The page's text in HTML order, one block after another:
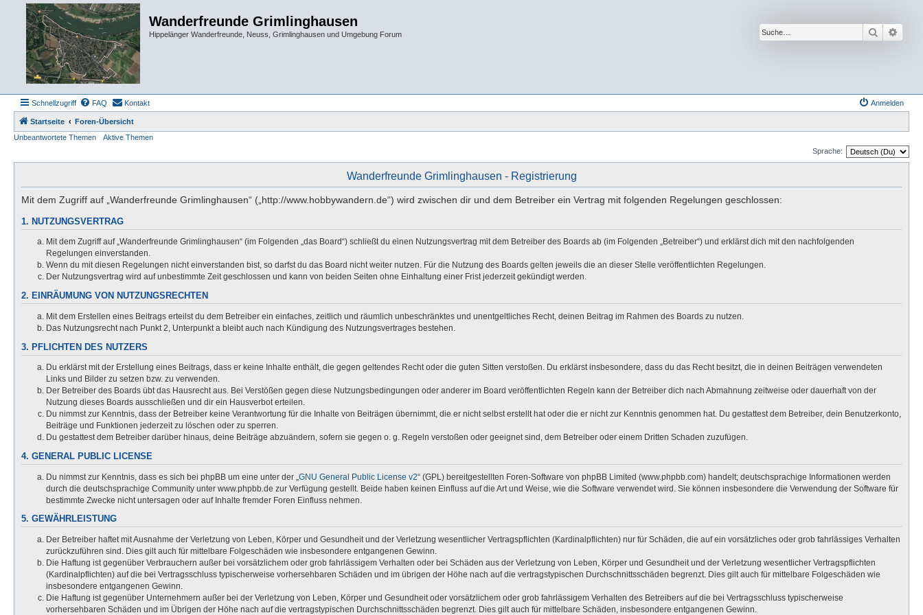
Wanderfreunde Grimlinghausen
Hippelänger Wanderfreunde, Neuss, Grimlinghausen und Umgebung Forum Suche
Schnellzugriff FAQ Kontakt Anmelden
Startseite
Foren-Übersicht
Unbeantwortete Themen
Aktive Themen
Sprache:
Wanderfreunde Grimlinghausen - Registrierung
Mit dem Zugriff auf „Wanderfreunde Grimlinghausen“ („http://www.hobbywandern.de“) wird zwischen dir und dem Betreiber ein Vertrag mit folgenden Regelungen geschlossen:
1. NUTZUNGSVERTRAG
Mit dem Zugriff auf „Wanderfreunde Grimlinghausen“ (im Folgenden „das Board“) schließt du einen Nutzungsvertrag mit dem Betreiber des Boards ab (im Folgenden „Betreiber“) und erklärst dich mit den nachfolgenden
Regelungen einverstanden.
Wenn du mit diesen Regelungen nicht einverstanden bist, so darfst du das Board nicht weiter nutzen. Für die Nutzung des Boards gelten jeweils die an dieser Stelle veröffentlichten Regelungen.
Der Nutzungsvertrag wird auf unbestimmte Zeit geschlossen und kann von beiden Seiten ohne Einhaltung einer Frist jederzeit gekündigt werden.
2. EINRÄUMUNG VON NUTZUNGSRECHTEN
Mit dem Erstellen eines Beitrags erteilst du dem Betreiber ein einfaches, zeitlich und räumlich unbeschränktes und unentgeltliches Recht, deinen Beitrag im Rahmen des Boards zu nutzen.
Das Nutzungsrecht nach Punkt 2, Unterpunkt a bleibt auch nach Kündigung des Nutzungsvertrages bestehen.
3. PFLICHTEN DES NUTZERS
Du erklärst mit der Erstellung eines Beitrags, dass er keine Inhalte enthält, die gegen geltendes Recht oder die guten Sitten verstoßen. Du erklärst insbesondere, dass du das Recht besitzt, die in deinen Beiträgen verwendeten
Links und Bilder zu setzen bzw. zu verwenden.
Der Betreiber des Boards übt das Hausrecht aus. Bei Verstößen gegen diese Nutzungsbedingungen oder anderer im Board veröffentlichten Regeln kann der Betreiber dich nach Abmahnung zeitweise oder dauerhaft von der
Nutzung dieses Boards ausschließen und dir ein Hausverbot erteilen.
Du nimmst zur Kenntnis, dass der Betreiber keine Verantwortung für die Inhalte von Beiträgen übernimmt, die er nicht selbst erstellt hat oder die er nicht zur Kenntnis genommen hat. Du gestattest dem Betreiber, dein Benutzerkonto,
Beiträge und Funktionen jederzeit zu löschen oder zu sperren.
Du gestattest dem Betreiber darüber hinaus, deine Beiträge abzuändern, sofern sie gegen o. g. Regeln verstoßen oder geeignet sind, dem Betreiber oder einem Dritten Schaden zuzufügen.
4. GENERAL PUBLIC LICENSE
Du nimmst zur Kenntnis, dass es sich bei phpBB um eine unter der „ GNU General Public License v2“ (GPL) bereitgestellten Foren-Software von phpBB Limited (www.phpbb.com) handelt; deutschsprachige Informationen werden
durch die deutschsprachige Community unter www.phpbb.de zur Verfügung gestellt. Beide haben keinen Einfluss auf die Art und Weise, wie die Software verwendet wird. Sie können insbesondere die Verwendung der Software für
bestimmte Zwecke nicht untersagen oder auf Inhalte fremder Foren Einfluss nehmen.
5. GEWÄHRLEISTUNG
Der Betreiber haftet mit Ausnahme der Verletzung von Leben, Körper und Gesundheit und der Verletzung wesentlicher Vertragspflichten (Kardinalpflichten) nur für Schäden, die auf ein vorsätzliches oder grob fahrlässiges Verhalten
zurückzuführen sind. Dies gilt auch für mittelbare Folgeschäden wie insbesondere entgangenen Gewinn.
Die Haftung ist gegenüber Verbrauchern außer bei vorsätzlichem oder grob fahrlässigem Verhalten oder bei Schäden aus der Verletzung von Leben, Körper und Gesundheit und der Verletzung wesentlicher Vertragspflichten
(Kardinalpflichten) auf die bei Vertragsschluss typischerweise vorhersehbaren Schäden und im übrigen der Höhe nach auf die vertragstypischen Durchschnittsschäden begrenzt. Dies gilt auch für mittelbare Folgeschäden wie
insbesondere entgangenen Gewinn.
Die Haftung ist gegenüber Unternehmern außer bei der Verletzung von Leben, Körper und Gesundheit oder vorsätzlichem oder grob fahrlässigem Verhalten des Betreibers auf die bei Vertragsschluss typischerweise
vorhersehbaren Schäden und im Übrigen der Höhe nach auf die vertragstypischen Durchschnittsschäden begrenzt. Dies gilt auch für mittelbare Schäden, insbesondere entgangenen Gewinn.